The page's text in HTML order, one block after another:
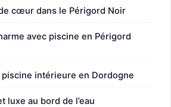
cœur dans le Périgord Noir
avec piscine en Périgord
piscine intérieure en Dordogne
luxe au bord de l’eau